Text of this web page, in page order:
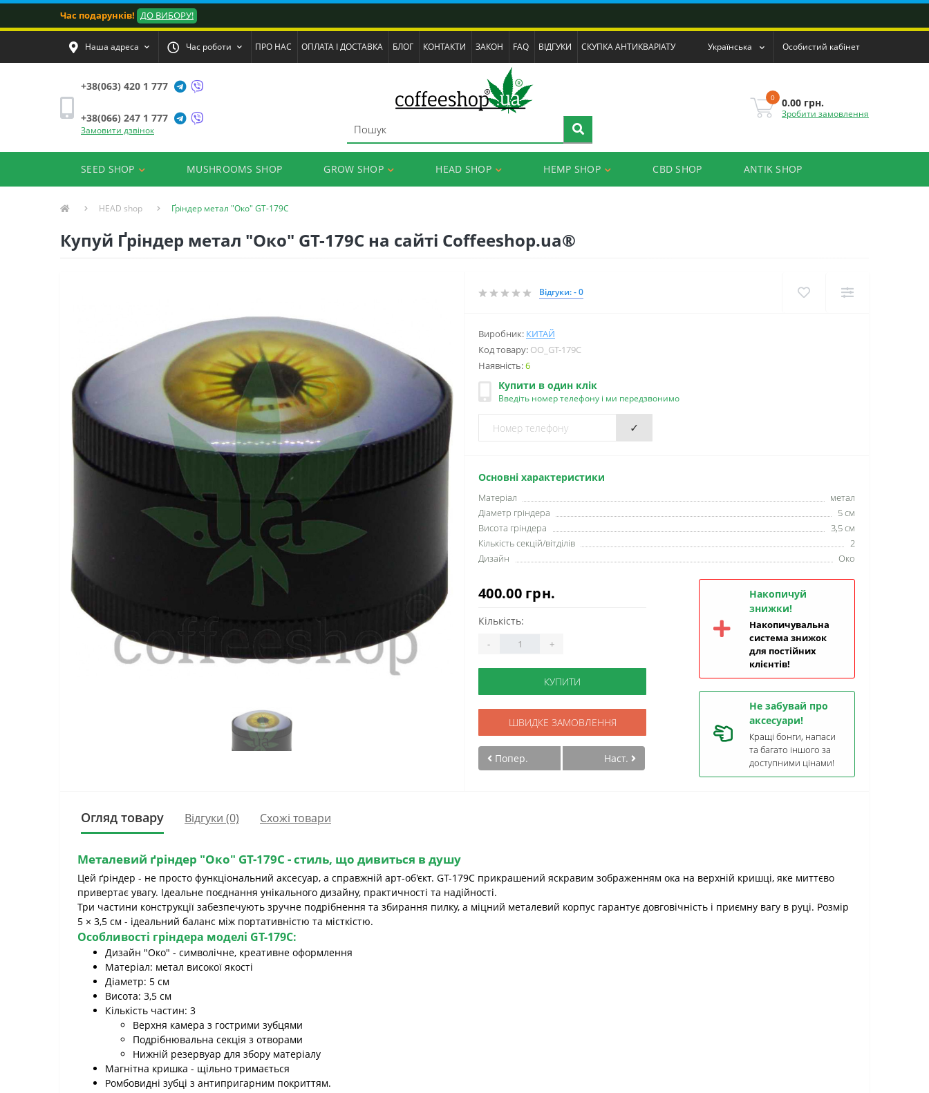
Час подарунків! ДО ВИБОРУ!
Наша адреса Час роботи ПРО НАС ОПЛАТА І ДОСТАВКА БЛОГ КОНТАКТИ ЗАКОН FAQ ВІДГУКИ СКУПКА АНТИКВАРІАТУ Українська Особистий кабінет
+38(063) 420 1 777
+38(066) 247 1 777
Замовити дзвінок
0 0.00 грн.
Зробити замовлення
SEED SHOP MUSHROOMS SHOP GROW SHOP HEAD SHOP HEMP SHOP CBD SHOP ANTIK SHOP
HEAD shop Ґріндер метал "Око" GT-179C
Купуй Ґріндер метал "Око" GT-179C на сайті Coffeeshop.ua®
Відгуки: - 0
Виробник: КИТАЙ
Код товару: OO_GT-179C
Наявність:6
Купити в один клік
Введіть номер телефону і ми передзвонимо
✓
Основні характеристики
Матеріал
метал
Діаметр гріндера
5 см
Висота гріндера
3,5 см
Кількість секцій/вітділів
2
Дизайн
Око
400.00 грн.
Кількість:
- +
КУПИТИ
ШВИДКЕ ЗАМОВЛЕННЯ
Попер. Наст.
Накопичуй
знижки!
Накопичувальна
система знижок
для постійних
клієнтів!
Не забувай про
аксесуари!
Кращі бонги, напаси
та багато іншого за
доступними цінами!
Огляд товару Відгуки (0) Схожі товари
Металевий ґріндер "Око" GT-179C - стиль, що дивиться в душу
Цей ґріндер - не просто функціональний аксесуар, а справжній арт-об'єкт. GT-179C прикрашений яскравим зображенням ока на верхній кришці, яке миттєво
привертає увагу. Ідеальне поєднання унікального дизайну, практичності та надійності.
Три частини конструкції забезпечують зручне подрібнення та збирання пилку, а міцний металевий корпус гарантує довговічність і приємну вагу в руці. Розмір
5 × 3,5 см - ідеальний баланс між портативністю та місткістю.
Особливості гріндера моделі GT-179C:
Дизайн "Око" - символічне, креативне оформлення
Матеріал: метал високої якості
Діаметр: 5 см
Висота: 3,5 см
Кількість частин: 3
Верхня камера з гострими зубцями
Подрібнювальна секція з отворами
Нижній резервуар для збору матеріалу
Магнітна кришка - щільно тримається
Ромбовидні зубці з антипригарним покриттям.